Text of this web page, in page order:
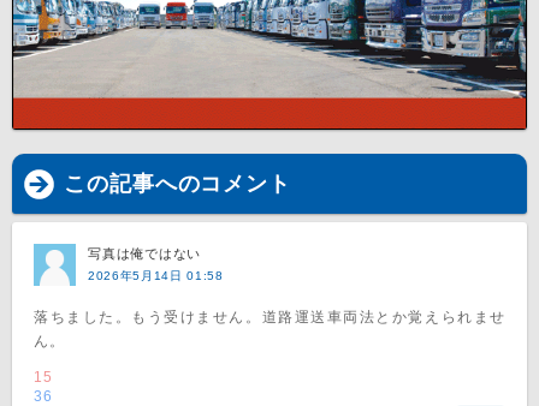
この記事へのコメント
写真は俺ではない
2026年5月14日 01:58
落ちました。もう受けません。道路運送車両法とか覚えられませ
ん。
15
36